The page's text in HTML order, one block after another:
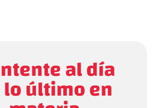
al día
último en